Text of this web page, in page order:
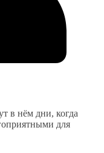
в нём дни, когда
для